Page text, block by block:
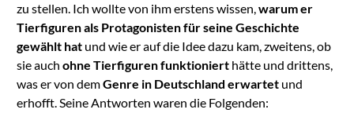
zu stellen. Ich wollte von ihm erstens wissen,warum er
Tierfiguren als Protagonisten für seine Geschichte
gewählt hat und wie er auf die Idee dazu kam, zweitens, ob
sie auch ohne Tierfiguren funktionierthätte und drittens,
was er von demGenre in Deutschland erwartet und
erhofft. Seine Antworten waren die Folgenden: